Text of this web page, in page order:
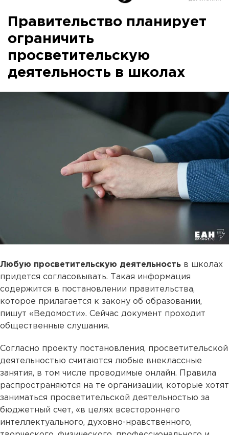
Правительство планирует
ограничить
просветительскую
деятельность в школах
Любую просветительскую деятельность в школах
придется согласовывать. Такая информация
содержится в постановлении правительства,
которое прилагается к закону об образовании,
пишут «Ведомости». Сейчас документ проходит
общественные слушания.
Согласно проекту постановления, просветительской
деятельностью считаются любые внеклассные
занятия, в том числе проводимые онлайн. Правила
распространяются на те организации, которые хотят
заниматься просветительской деятельностью за
бюджетный счет, «в целях всестороннего
интеллектуального, духовно-нравственного,